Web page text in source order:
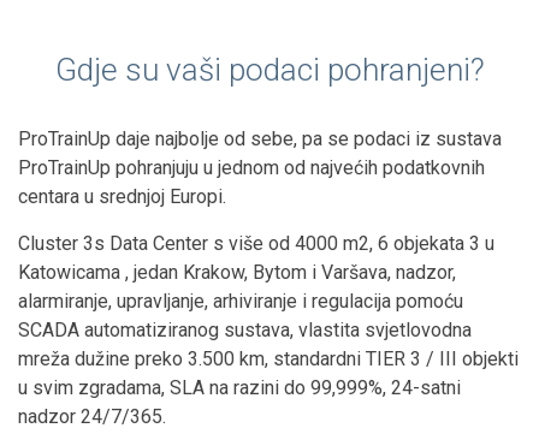
Gdje su vaši podaci pohranjeni?
ProTrainUp daje najbolje od sebe, pa se podaci iz sustava
ProTrainUp pohranjuju u jednom od najvećih podatkovnih
centara u srednjoj Europi.
Cluster 3s Data Center s više od 4000 m2, 6 objekata 3 u
Katowicama , jedan Krakow, Bytom i Varšava, nadzor,
alarmiranje, upravljanje, arhiviranje i regulacija pomoću
SCADA automatiziranog sustava, vlastita svjetlovodna
mreža dužine preko 3.500 km, standardni TIER 3 / III objekti
u svim zgradama, SLA na razini do 99,999%, 24-satni
nadzor 24/7/365.